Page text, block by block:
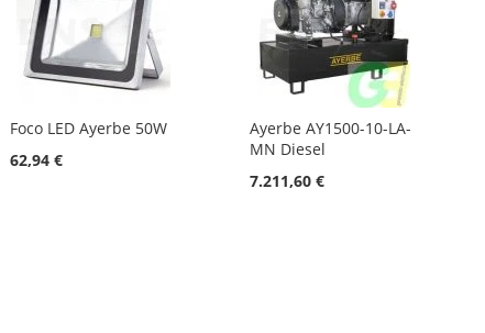
Foco LED Ayerbe 50W
62,94 €
Ayerbe AY1500-10-LA-
MN Diesel
7.211,60 €